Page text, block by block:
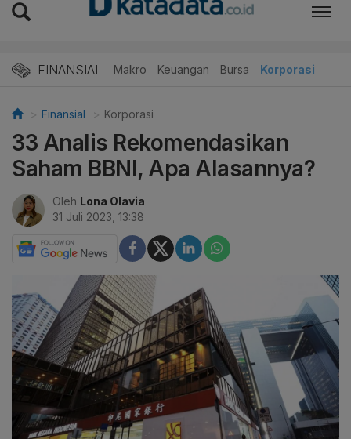
FINANSIAL Makro Keuangan Bursa Korporasi
Finansial Korporasi
33 Analis Rekomendasikan
Saham BBNI, Apa Alasannya?
Oleh Lona Olavia
31 Juli 2023, 13:38